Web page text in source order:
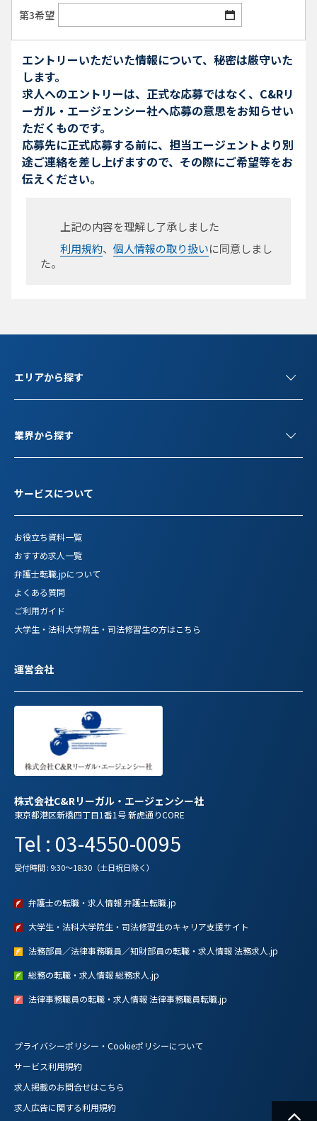
第3希望
エントリーいただいた情報について、秘密は厳守いた
します。
求人へのエントリーは、正式な応募ではなく、C&Rリ
ーガル・エージェンシー社へ応募の意思をお知らせい
ただくものです。
応募先に正式応募する前に、担当エージェントより別
途ご連絡を差し上げますので、その際にご希望等をお
伝えください。
上記の内容を理解し了承しました
利用規約、 個人情報の取り扱いに同意しまし
た。
エリアから探す
業界から探す
サービスについて
お役立ち資料一覧
おすすめ求人一覧
弁護士転職.jpについて
よくある質問
ご利用ガイド
大学生・法科大学院生・司法修習生の方はこちら
運営会社
株式会社C&Rリーガル・エージェンシー社
東京都港区新橋四丁目1番1号 新虎通りCORE
Tel : 03-4550-0095
受付時間 : 9:30～18:30（土日祝日除く）
弁護士の転職・求人情報 弁護士転職.jp
大学生・法科大学院生・司法修習生のキャリア支援サイト
法務部員／法律事務職員／知財部員の転職・求人情報 法務求人.jp
総務の転職・求人情報 総務求人.jp
法律事務職員の転職・求人情報 法律事務職員転職.jp
プライバシーポリシー・Cookieポリシーについて
サービス利用規約
求人掲載のお問合せはこちら
求人広告に関する利用規約